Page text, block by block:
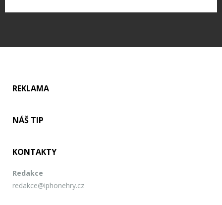
REKLAMA
NÁŠ TIP
KONTAKTY
Redakce
redakce@iphonehry.cz